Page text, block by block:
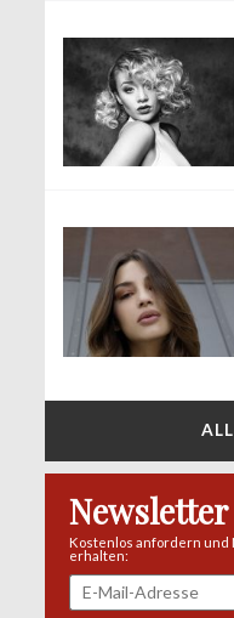
Newsletter
Kostenlos anfordern und
erhalten: